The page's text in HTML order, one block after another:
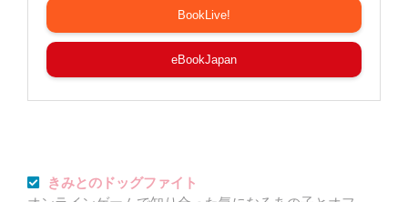
BookLive!
eBookJapan
きみとのドッグファイト